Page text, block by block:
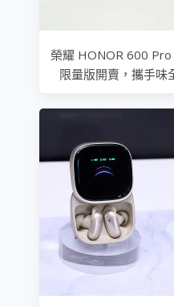
榮耀 HONOR 600
限量版開賣，攜手味